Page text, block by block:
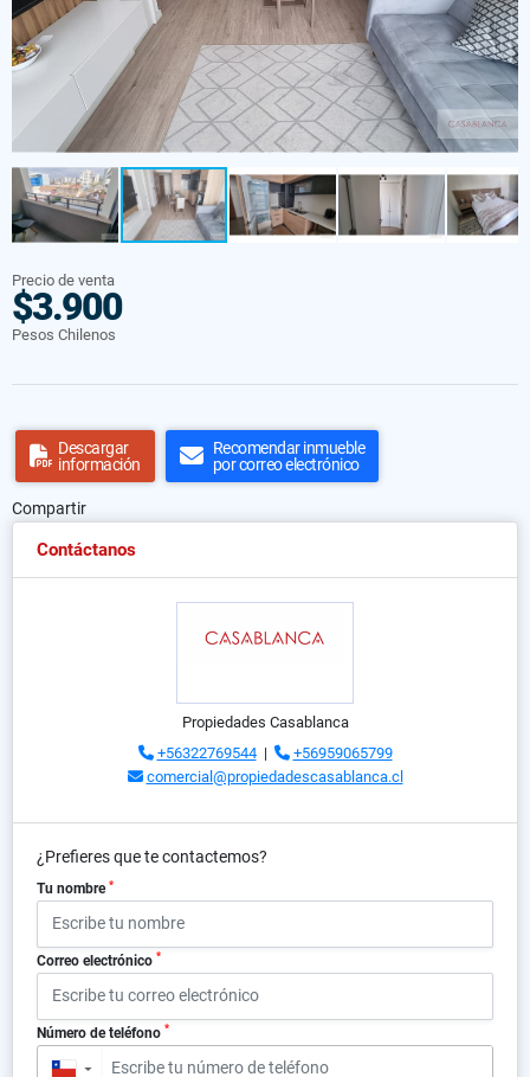
Precio de venta
$3.900
Pesos Chilenos
Descargar
información
Recomendar inmueble
por correo electrónico
Compartir
Contáctanos
Propiedades Casablanca
+56322769544|
+56959065799
comercial@propiedadescasablanca.cl
¿Prefieres que te contactemos?
Tu nombre *
Correo electrónico *
Número de teléfono *
▼